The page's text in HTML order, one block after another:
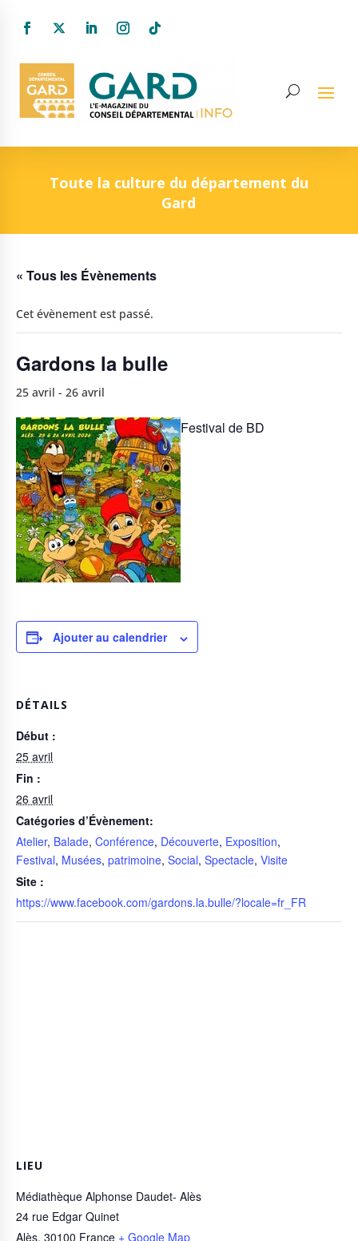
Toute la culture du département du
Gard
« Tous les Évènements
Cet évènement est passé.
Gardons la bulle
25 avril - 26 avril
Festival de BD
Ajouter au calendrier
DÉTAILS
Début :
25 avril
Fin :
26 avril
Catégories d’Évènement:
Atelier, Balade, Conférence, Découverte, Exposition,
Festival, Musées, patrimoine, Social, Spectacle, Visite
Site :
https://www.facebook.com/gardons.la.bulle/?locale=fr_FR
LIEU
Médiathèque Alphonse Daudet- Alès
24 rue Edgar Quinet
Alès, 30100 France + Google Map